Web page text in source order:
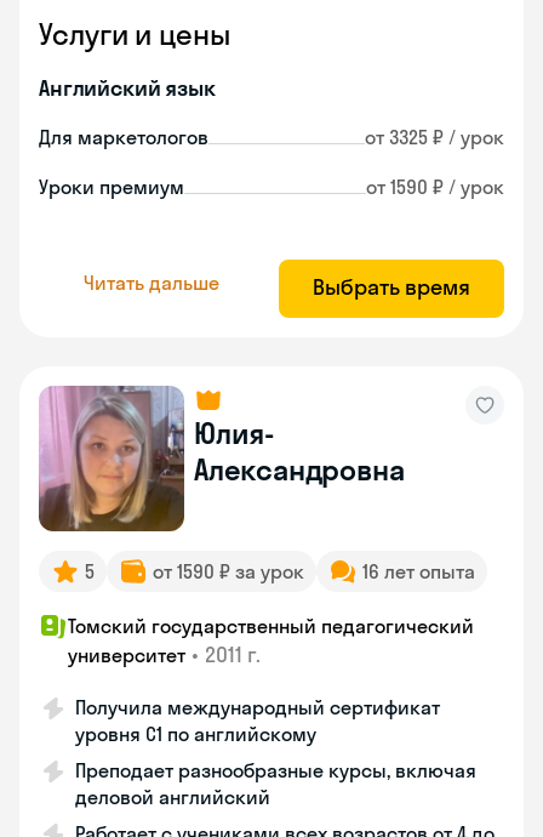
Услуги и цены
Английский язык
Для маркетологов от 3325 ₽ / урок
Уроки премиум от 1590 ₽ / урок
Читать дальше Выбрать время
Юлия-
Александровна
5 от 1590 ₽ за урок 16 лет опыта
Томский государственный педагогический
университет • 2011 г.
Получила международный сертификат
уровня C1 по английскому
Преподает разнообразные курсы, включая
деловой английский